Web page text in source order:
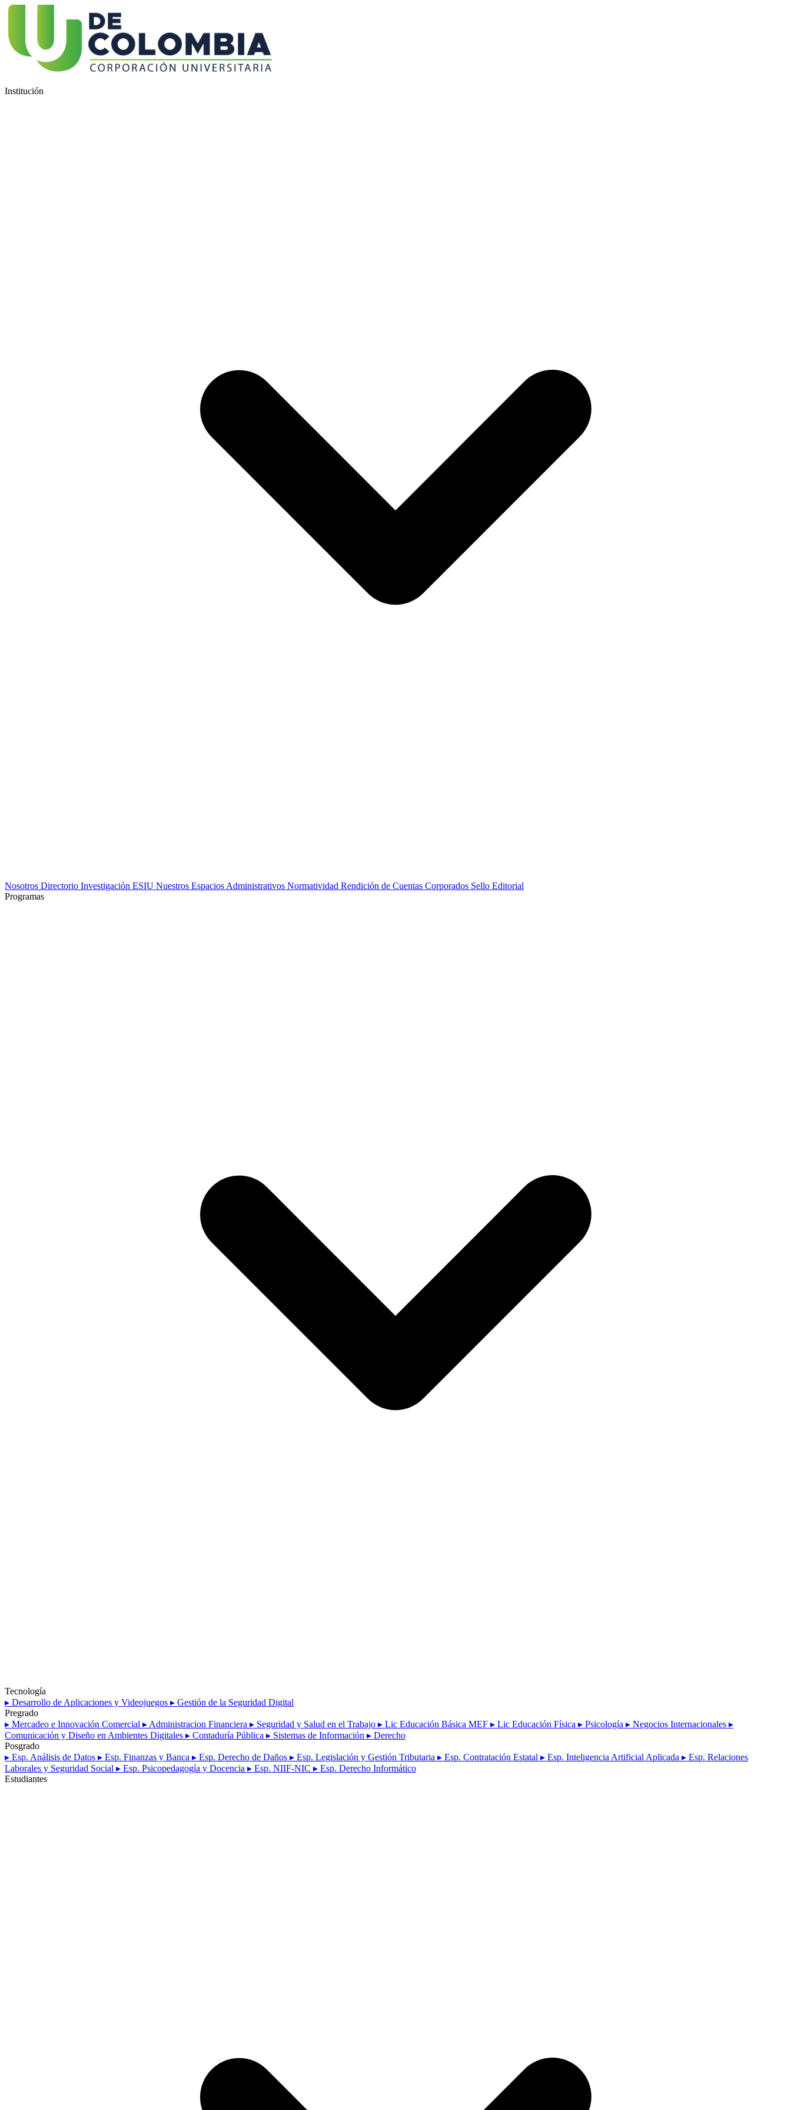
Institución
Nosotros Directorio Investigación ESIU Nuestros Espacios Administrativos Normatividad Rendición de Cuentas Corporados Sello Editorial
Programas
Tecnología
▸ Desarrollo de Aplicaciones y Videojuegos ▸ Gestión de la Seguridad Digital
Pregrado
▸ Mercadeo e Innovación Comercial ▸ Administracion Financiera ▸ Seguridad y Salud en el Trabajo ▸ Lic Educación Básica MEF ▸ Lic Educación Física ▸ Psicología ▸ Negocios Internacionales ▸
Comunicación y Diseño en Ambientes Digitales ▸ Contaduría Pública ▸ Sistemas de Información ▸ Derecho
Posgrado
▸ Esp. Análisis de Datos ▸ Esp. Finanzas y Banca ▸ Esp. Derecho de Daños ▸ Esp. Legislación y Gestión Tributaria ▸ Esp. Contratación Estatal ▸ Esp. Inteligencia Artificial Aplicada ▸ Esp. Relaciones
Laborales y Seguridad Social ▸ Esp. Psicopedagogía y Docencia ▸ Esp. NIIF-NIC ▸ Esp. Derecho Informático
Estudiantes